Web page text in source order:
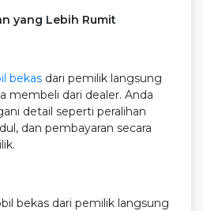
yang Lebih Rumit
bekas dari pemilik langsung
membeli dari dealer. Anda
detail seperti peralihan
dan pembayaran secara
bekas dari pemilik langsung